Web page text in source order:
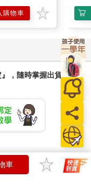
把所有人都推下海，然
會回返。他們變得不可
情誼—唯有一起體驗海
迷霧，天鵝絨般的平靜
耀奇異光澤的深海生
閃亮微雨的大海會背叛
頭，任海風吹拂。
無法阻止人們愛上海。
以不可思議的方式並
此顯得嘮叨。小食用螃
斑鰭飛魚做餌釣起鬼頭
的特權），那是最美味
的眼睛看過真正的海。
這是為了避免生下來的
購物車
，隨時掌握出貨動
獲電話要求您前往
上當！
車